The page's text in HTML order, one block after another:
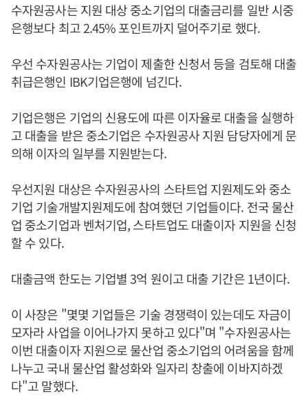
수자원공사는 지원 대상 중소기업의 대출금리를 일반 시중
은행보다 최고 2.45% 포인트까지 덜어주기로 했다.
우선 수자원공사는 기업이 제출한 신청서 등을 검토해 대출
취급은행인 IBK기업은행에 넘긴다.
기업은행은 기업의 신용도에 따른 이자율로 대출을 실행하
고 대출을 받은 중소기업은 수자원공사 지원 담당자에게 문
의해 이자의 일부를 지원받는다.
우선지원 대상은 수자원공사의 스타트업 지원제도와 중소
기업 기술개발지원제도에 참여했던 기업들이다. 전국 물산
업 중소기업과 벤처기업, 스타트업도 대출이자 지원을 신청
할 수 있다.
대출금액 한도는 기업별 3억 원이고 대출 기간은 1년이다.
이 사장은 "몇몇 기업들은 기술 경쟁력이 있는데도 자금이
모자라 사업을 이어나가지 못하고 있다"며 "수자원공사는
이번 대출이자 지원으로 물산업 중소기업의 어려움을 함께
나누고 국내 물산업 활성화와 일자리 창출에 이바지하겠
다"고 말했다.